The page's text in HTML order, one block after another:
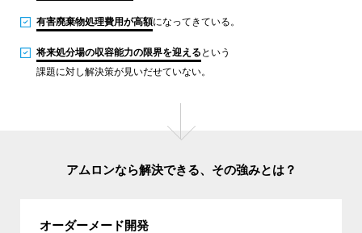
有害廃棄物処理費用が高額になってきている。
将来処分場の収容能力の限界を迎える という
課題に対し解決策が見いだせていない。
アムロンなら解決できる、その強みとは？
オーダーメード開発